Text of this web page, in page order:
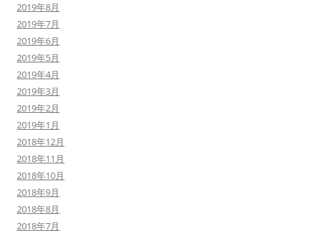
2019年8月
2019年7月
2019年6月
2019年5月
2019年4月
2019年3月
2019年2月
2019年1月
2018年12月
2018年11月
2018年10月
2018年9月
2018年8月
2018年7月